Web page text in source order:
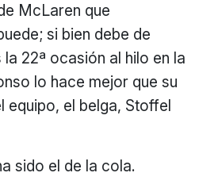
McLaren que
si bien debe de
22ª ocasión al hilo en la
lo hace mejor que su
equipo, el belga, Stoffel
sido el de la cola.